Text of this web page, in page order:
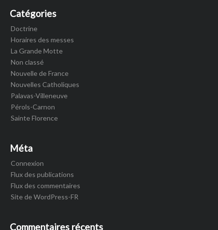
Catégories
Doctrine
Horaires des messes
La Grande Motte
Non classé
Nouvelle de France
Nouvelles Catholiques
Palavas-Villeneuve
Pérols-Carnon
Sainte Florence
Méta
Connexion
Flux des publications
Flux des commentaires
Site de WordPress-FR
Commentaires récents